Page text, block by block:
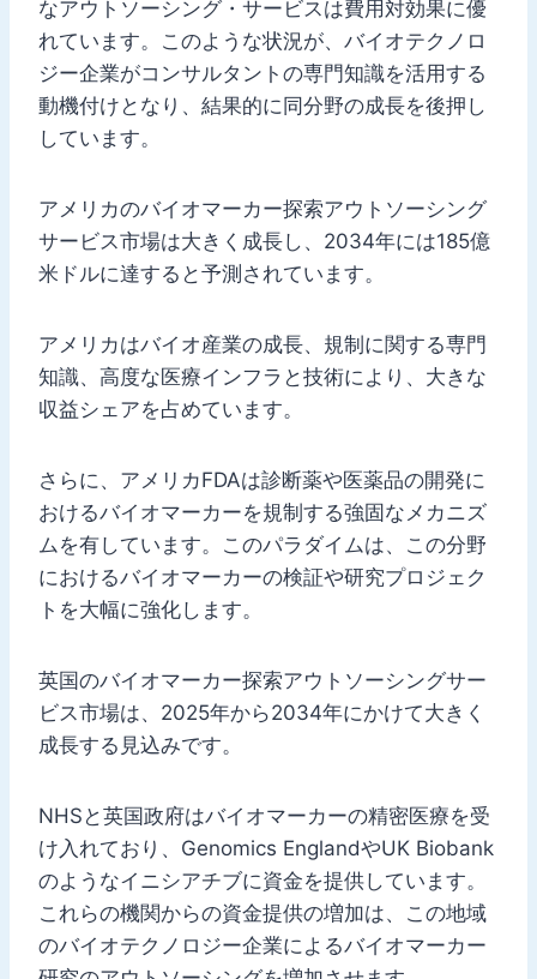
なアウトソーシング・サービスは費用対効果に優
れています。このような状況が、バイオテクノロ
ジー企業がコンサルタントの専門知識を活用する
動機付けとなり、結果的に同分野の成長を後押し
しています。
アメリカのバイオマーカー探索アウトソーシング
サービス市場は大きく成長し、2034年には185億
米ドルに達すると予測されています。
アメリカはバイオ産業の成長、規制に関する専門
知識、高度な医療インフラと技術により、大きな
収益シェアを占めています。
さらに、アメリカFDAは診断薬や医薬品の開発に
おけるバイオマーカーを規制する強固なメカニズ
ムを有しています。このパラダイムは、この分野
におけるバイオマーカーの検証や研究プロジェク
トを大幅に強化します。
英国のバイオマーカー探索アウトソーシングサー
ビス市場は、2025年から2034年にかけて大きく
成長する見込みです。
NHSと英国政府はバイオマーカーの精密医療を受
け入れており、Genomics EnglandやUK Biobank
のようなイニシアチブに資金を提供しています。
これらの機関からの資金提供の増加は、この地域
のバイオテクノロジー企業によるバイオマーカー